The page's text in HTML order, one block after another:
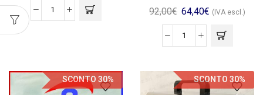
92,00€ 64,40€ (IVA escl.)
SCONTO 30% SCONTO 30%